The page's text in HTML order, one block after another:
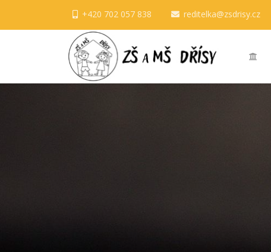
+420 702 057 838 reditelka@zsdrisy.cz